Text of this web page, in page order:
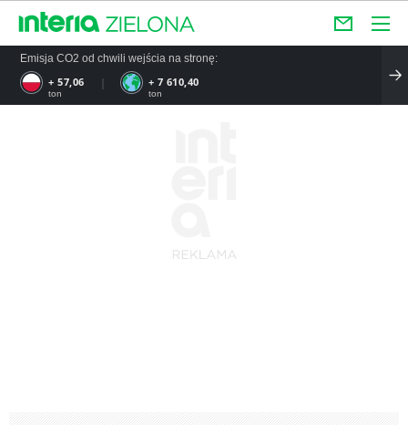
Emisja CO2 od chwili wejścia na stronę:
+ 57,06
ton
+ 7 610,40
ton